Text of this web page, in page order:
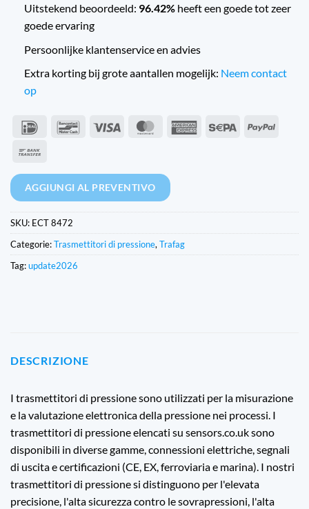
Uitstekend beoordeeld: 96.42% heeft een goede tot zeer
goede ervaring
Persoonlijke klantenservice en advies
Extra korting bij grote aantallen mogelijk: Neem contact
op
IDeal BancontactVisto MasterCardAmerican Sepa
PayPal
AGGIUNGI AL PREVENTIVO
SKU: ECT 8472
Categorie:Trasmettitori di pressione, Trafag
Tag:update2026
DESCRIZIONE
I trasmettitori di pressione sono utilizzati per la misurazione
e la valutazione elettronica della pressione nei processi. I
trasmettitori di pressione elencati su sensors.co.uk sono
disponibili in diverse gamme, connessioni elettriche, segnali
di uscita e certificazioni (CE, EX, ferroviaria e marina). I nostri
trasmettitori di pressione si distinguono per l'elevata
precisione, l'alta sicurezza contro le sovrapressioni, l'alta